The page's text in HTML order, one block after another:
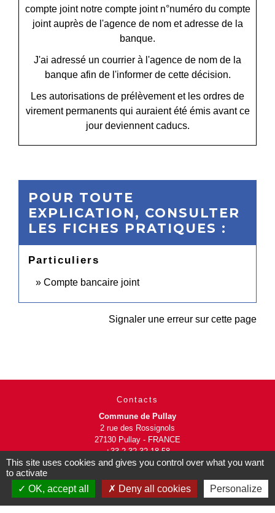
compte jointnotre compte joint n°numéro du compte
jointauprès de l'agence denom et adresse de la
banque.
J'ai adressé un courrier à l'agence de nom de la
banqueafin de l'informer de cette décision.
Les autorisations de prélèvement et les ordres de
virement permanents qui auraient été émis avant ce
jour deviennent caducs.
POUR TOUTE
EXPLICATION, CONSULTER
LES FICHES PRATIQUES :
Particuliers
Compte bancaire joint
Signaler une erreur sur cette page
Contacts
Commune de Pullay
2 rue des Rossignols
27130 Pullay - FRANCE
+33 2 32 32 18 58
Site internet :
www.pullay.fr
This site uses cookies and gives you control over what you want
to activate
OK, accept all
Deny all cookies Personalize